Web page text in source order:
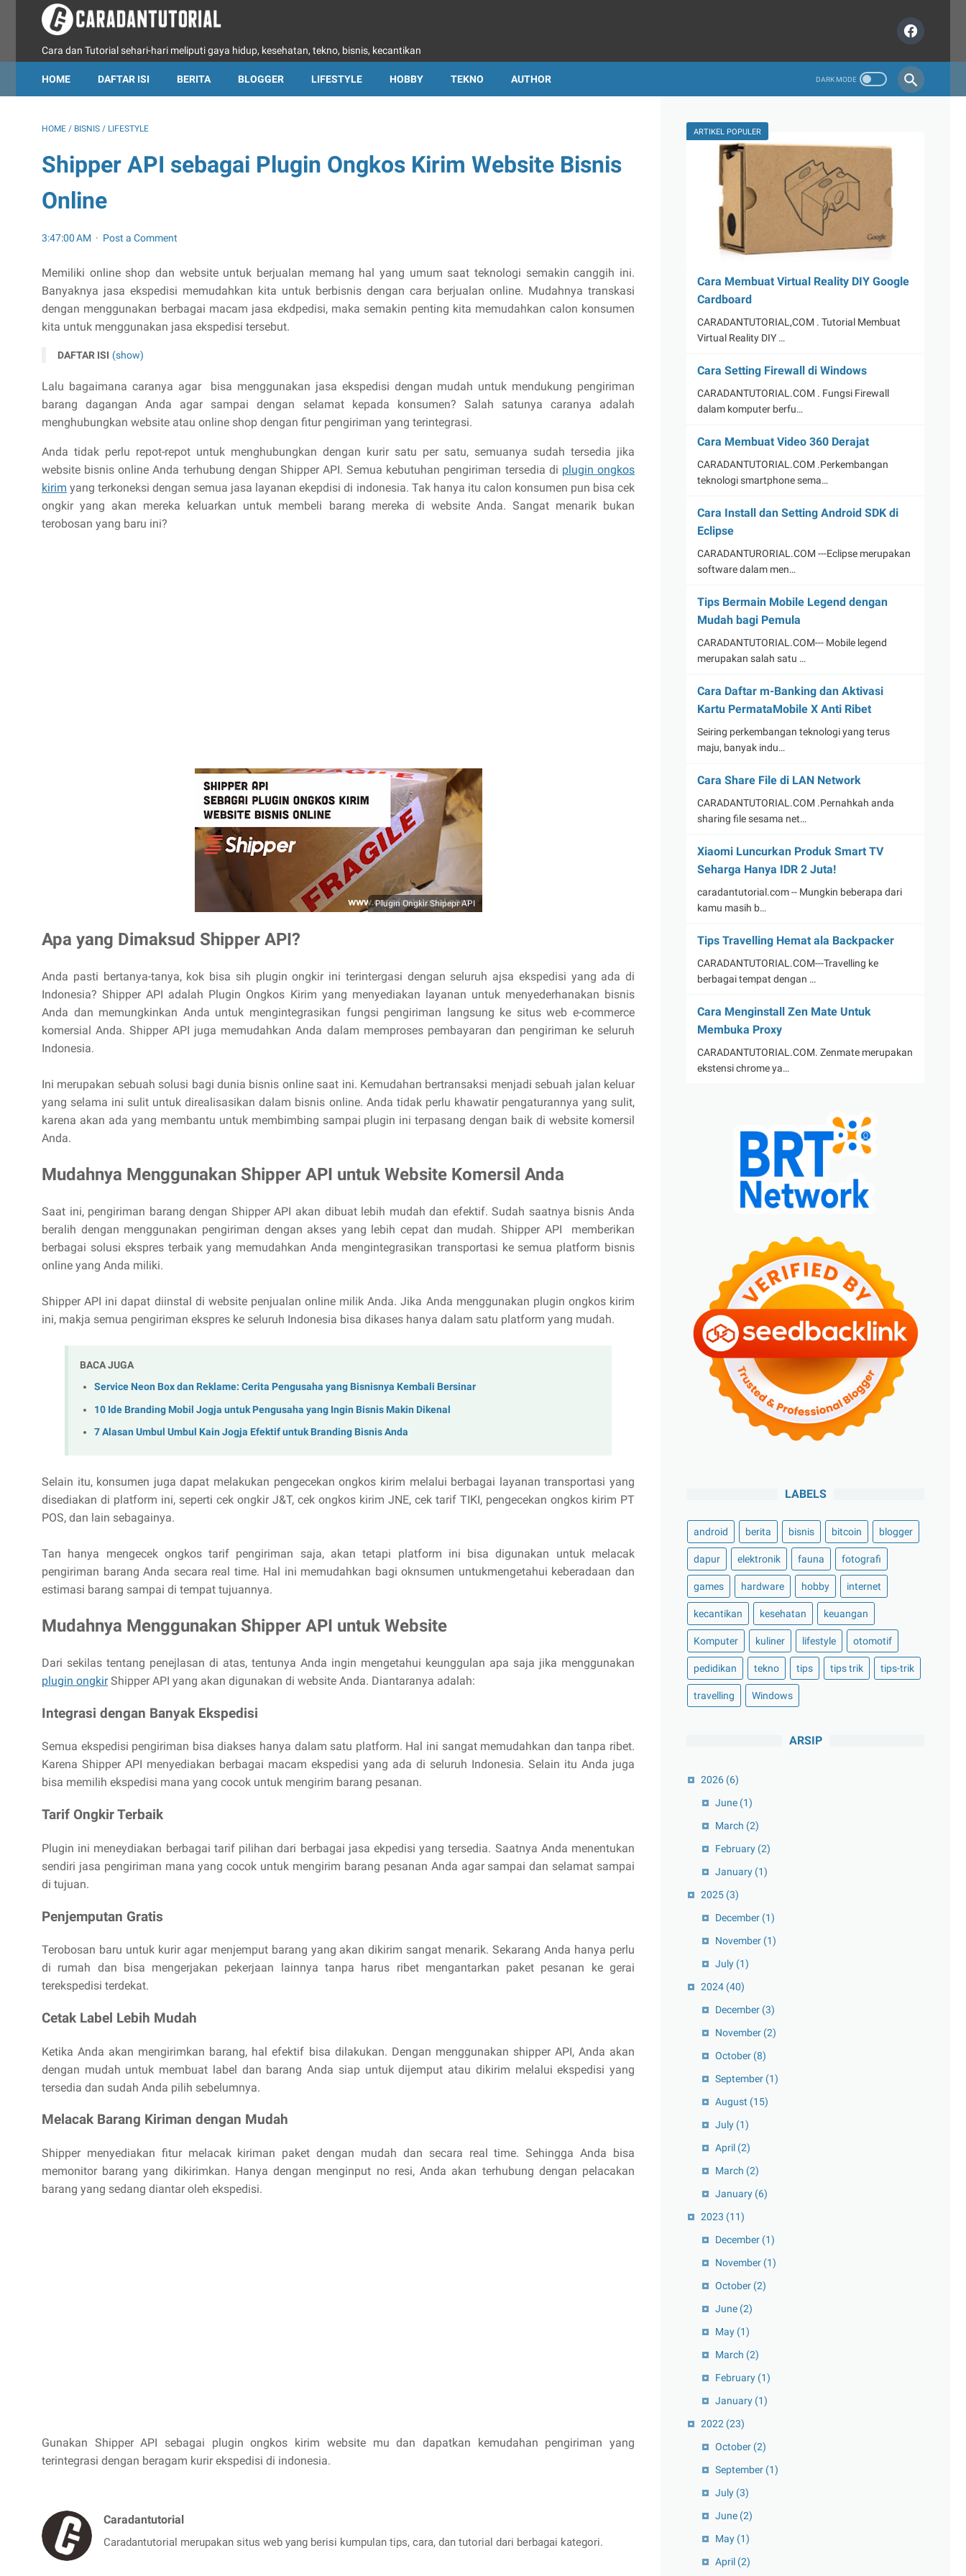
Cara dan Tutorial sehari-hari meliputi gaya hidup, kesehatan, tekno, bisnis, kecantikan
HOME DAFTAR ISI BERITA BLOGGER LIFESTYLE HOBBY TEKNO AUTHOR
HOME / BISNIS / LIFESTYLE
Shipper API sebagai Plugin Ongkos Kirim Website Bisnis
Online
3:47:00 AM Post a Comment
Memiliki online shop dan website untuk berjualan memang hal yang umum saat teknologi semakin canggih ini.
Banyaknya jasa ekspedisi memudahkan kita untuk berbisnis dengan cara berjualan online. Mudahnya transkasi
dengan menggunakan berbagai macam jasa ekdpedisi, maka semakin penting kita memudahkan calon konsumen
kita untuk menggunakan jasa ekspedisi tersebut.
DAFTAR ISI (show)
Lalu bagaimana caranya agar bisa menggunakan jasa ekspedisi dengan mudah untuk mendukung pengiriman
barang dagangan Anda agar sampai dengan selamat kepada konsumen? Salah satunya caranya adalah
menghubungkan website atau online shop dengan fitur pengiriman yang terintegrasi.
Anda tidak perlu repot-repot untuk menghubungkan dengan kurir satu per satu, semuanya sudah tersedia jika
website bisnis online Anda terhubung dengan Shipper API. Semua kebutuhan pengiriman tersedia di plugin ongkos
kirim yang terkoneksi dengan semua jasa layanan ekepdisi di indonesia. Tak hanya itu calon konsumen pun bisa cek
ongkir yang akan mereka keluarkan untuk membeli barang mereka di website Anda. Sangat menarik bukan
terobosan yang baru ini?
Plugin Ongkir Shipepr API
Apa yang Dimaksud Shipper API?
Anda pasti bertanya-tanya, kok bisa sih plugin ongkir ini terintergasi dengan seluruh ajsa ekspedisi yang ada di
Indonesia? Shipper API adalah Plugin Ongkos Kirim yang menyediakan layanan untuk menyederhanakan bisnis
Anda dan memungkinkan Anda untuk mengintegrasikan fungsi pengiriman langsung ke situs web e-commerce
komersial Anda. Shipper API juga memudahkan Anda dalam memproses pembayaran dan pengiriman ke seluruh
Indonesia.
Ini merupakan sebuah solusi bagi dunia bisnis online saat ini. Kemudahan bertransaksi menjadi sebuah jalan keluar
yang selama ini sulit untuk direalisasikan dalam bisnis online. Anda tidak perlu khawatir pengaturannya yang sulit,
karena akan ada yang membantu untuk membimbing sampai plugin ini terpasang dengan baik di website komersil
Anda.
Mudahnya Menggunakan Shipper API untuk Website Komersil Anda
Saat ini, pengiriman barang dengan Shipper API akan dibuat lebih mudah dan efektif. Sudah saatnya bisnis Anda
beralih dengan menggunakan pengiriman dengan akses yang lebih cepat dan mudah. Shipper API memberikan
berbagai solusi ekspres terbaik yang memudahkan Anda mengintegrasikan transportasi ke semua platform bisnis
online yang Anda miliki.
Shipper API ini dapat diinstal di website penjualan online milik Anda. Jika Anda menggunakan plugin ongkos kirim
ini, makja semua pengiriman ekspres ke seluruh Indonesia bisa dikases hanya dalam satu platform yang mudah.
BACA JUGA
Service Neon Box dan Reklame: Cerita Pengusaha yang Bisnisnya Kembali Bersinar
10 Ide Branding Mobil Jogja untuk Pengusaha yang Ingin Bisnis Makin Dikenal
7 Alasan Umbul Umbul Kain Jogja Efektif untuk Branding Bisnis Anda
Selain itu, konsumen juga dapat melakukan pengecekan ongkos kirim melalui berbagai layanan transportasi yang
disediakan di platform ini, seperti cek ongkir J&T, cek ongkos kirim JNE, cek tarif TIKI, pengecekan ongkos kirim PT
POS, dan lain sebagainya.
Tan hanya mengecek ongkos tarif pengiriman saja, akan tetapi platform ini bisa digunakan untuk melacak
pengiriman barang Anda secara real time. Hal ini memudahkan bagi oknsumen untukmengetahui keberadaan dan
estimasi barang sampai di tempat tujuannya.
Mudahnya Menggunakan Shipper API untuk Website
Dari sekilas tentang penejlasan di atas, tentunya Anda ingin mengetahui keunggulan apa saja jika menggunakan
plugin ongkirShipper API yang akan digunakan di website Anda. Diantaranya adalah:
Integrasi dengan Banyak Ekspedisi
Semua ekspedisi pengiriman bisa diakses hanya dalam satu platform. Hal ini sangat memudahkan dan tanpa ribet.
Karena Shipper API menyediakan berbagai macam ekspedisi yang ada di seluruh Indonesia. Selain itu Anda juga
bisa memilih ekspedisi mana yang cocok untuk mengirim barang pesanan.
Tarif Ongkir Terbaik
Plugin ini meneydiakan berbagai tarif pilihan dari berbagai jasa ekpedisi yang tersedia. Saatnya Anda menentukan
sendiri jasa pengiriman mana yang cocok untuk mengirim barang pesanan Anda agar sampai dan selamat sampai
di tujuan.
Penjemputan Gratis
Terobosan baru untuk kurir agar menjemput barang yang akan dikirim sangat menarik. Sekarang Anda hanya perlu
di rumah dan bisa mengerjakan pekerjaan lainnya tanpa harus ribet mengantarkan paket pesanan ke gerai
terekspedisi terdekat.
Cetak Label Lebih Mudah
Ketika Anda akan mengirimkan barang, hal efektif bisa dilakukan. Dengan menggunakan shipper API, Anda akan
dengan mudah untuk membuat label dan barang Anda siap untuk dijemput atau dikirim melalui ekspedisi yang
tersedia dan sudah Anda pilih sebelumnya.
Melacak Barang Kiriman dengan Mudah
Shipper menyediakan fitur melacak kiriman paket dengan mudah dan secara real time. Sehingga Anda bisa
memonitor barang yang dikirimkan. Hanya dengan menginput no resi, Anda akan terhubung dengan pelacakan
barang yang sedang diantar oleh ekspedisi.
Gunakan Shipper API sebagai plugin ongkos kirim website mu dan dapatkan kemudahan pengiriman yang
terintegrasi dengan beragam kurir ekspedisi di indonesia.
Caradantutorial
Caradantutorial merupakan situs web yang berisi kumpulan tips, cara, dan tutorial dari berbagai kategori.
ARTIKEL POPULER
Cara Membuat Virtual Reality DIY Google
Cardboard
CARADANTUTORIAL,COM . Tutorial Membuat
Virtual Reality DIY …
Cara Setting Firewall di Windows
CARADANTUTORIAL.COM . Fungsi Firewall
dalam komputer berfu…
Cara Membuat Video 360 Derajat
CARADANTUTORIAL.COM .Perkembangan
teknologi smartphone sema…
Cara Install dan Setting Android SDK di
Eclipse
CARADANTURORIAL.COM ---Eclipse merupakan
software dalam men…
Tips Bermain Mobile Legend dengan
Mudah bagi Pemula
CARADANTUTORIAL.COM--- Mobile legend
merupakan salah satu …
Cara Daftar m-Banking dan Aktivasi
Kartu PermataMobile X Anti Ribet
Seiring perkembangan teknologi yang terus
maju, banyak indu…
Cara Share File di LAN Network
CARADANTUTORIAL.COM .Pernahkah anda
sharing file sesama net…
Xiaomi Luncurkan Produk Smart TV
Seharga Hanya IDR 2 Juta!
caradantutorial.com -- Mungkin beberapa dari
kamu masih b…
Tips Travelling Hemat ala Backpacker
CARADANTUTORIAL.COM---Travelling ke
berbagai tempat dengan …
Cara Menginstall Zen Mate Untuk
Membuka Proxy
CARADANTUTORIAL.COM. Zenmate merupakan
ekstensi chrome ya…
LABELS
android berita bisnis bitcoin blogger
dapur elektronik fauna fotografi
games hardware hobby internet
kecantikan kesehatan keuangan
Komputer kuliner lifestyle otomotif
pedidikan tekno tips tips trik tips-trik
travelling Windows
ARSIP
2026 (6)
June (1)
March (2)
February (2)
January (1)
2025 (3)
December (1)
November (1)
July (1)
2024 (40)
December (3)
November (2)
October (8)
September (1)
August (15)
July (1)
April (2)
March (2)
January (6)
2023 (11)
December (1)
November (1)
October (2)
June (2)
May (1)
March (2)
February (1)
January (1)
2022 (23)
October (2)
September (1)
July (3)
June (2)
May (1)
April (2)